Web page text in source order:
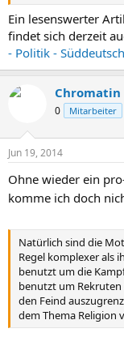
Ein lesenswerter
findet sich derzeit
- Politik -
Chromatin
0 Mitarbeiter
Jun 19, 2014
Ohne wieder ein
komme ich doch
Natürlich sind die
Regel komplexer als
benutzt um die
benutzt um
den Feind
dem Thema Religion